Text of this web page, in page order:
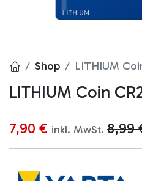
Shop LITHIUM
LITHIUM Coin
7,90 € inkl. MwSt. 8,99